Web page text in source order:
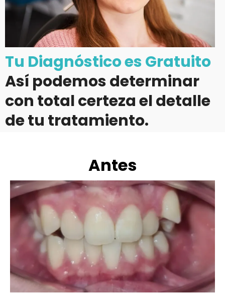
Tu Diagnóstico es Gratuito
Así podemos determinar
con total certeza el detalle
de tu tratamiento.
Antes